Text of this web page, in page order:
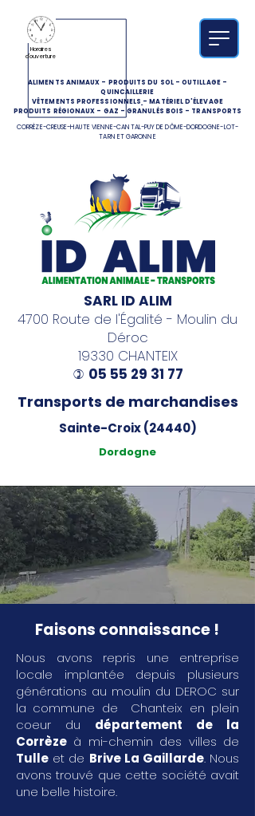
ALIMENTS ANIMAUX - PRODUITS DU SOL-OUTILLAGE-
QUINCAILLERIE
VÊTEMENTS PROFESSIONNELS -MATÉRIEL D'ÉLEVAGE
PRODUITS RÉGIONAUX - GAZ -GRANULÉS BOIS - TRANSPORTS
CORRÈZE-CREUSE-HAUTE VIENNE-CANTAL-PUY DE DÔME-DORDOGNE-LOT-
TARN ET GARONNE
Horaires
d'ouverture
SARL ID ALIM
4700 Route de l'Égalité - Moulin du
Déroc
19330 CHANTEIX
) 05 55 29 31 77
Transports de marchandises
Sainte-Croix (24440)
Dordogne
Faisons connaissance !
Nous avons repris une entreprise
locale implantée depuis plusieurs
générations au moulin du DEROC sur
la commune de Chanteix en plein
coeur du département de la
Corrèze à mi-chemin des villes de
Tulle et de Brive La Gaillarde. Nous
avons trouvé que cette société avait
une belle histoire.